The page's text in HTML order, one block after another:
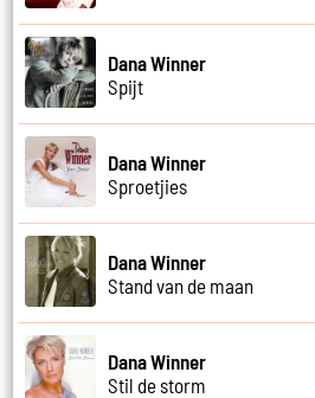
Dana Winner
Spijt
Dana Winner
Sproetjies
Dana Winner
Stand van de maan
Dana Winner
Stil de storm